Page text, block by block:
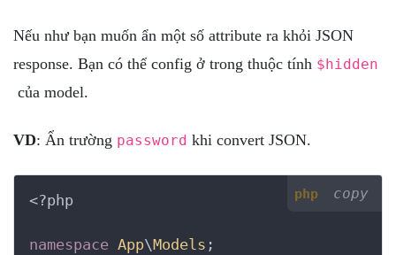
Nếu như bạn muốn ẩn một số attribute ra khỏi JSON
response. Bạn có thể config ở trong thuộc tính $hidden
của model.
VD: Ẩn trường password khi convert JSON.
php copy
<?php
namespace App\Models ;